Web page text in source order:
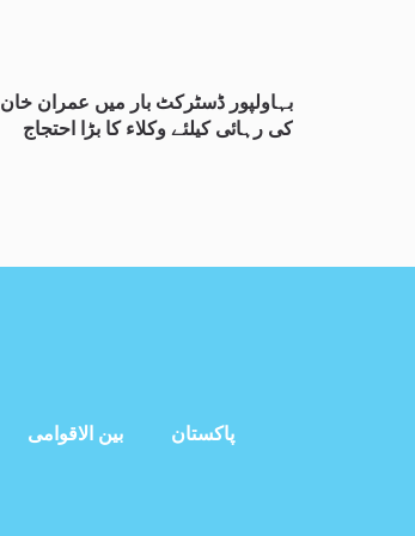
بہاولپور ڈسٹرکٹ بار میں عمران خان
کی رہائی کیلئے وکلاء کا بڑا احتجاج
بین الاقوامی
پاکستان